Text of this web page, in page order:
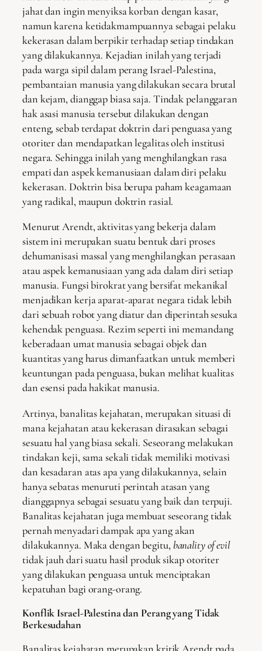
jahat dan ingin menyiksa korban dengan kasar,
namun karena ketidakmampuannya sebagai pelaku
kekerasan dalam berpikir terhadap setiap tindakan
yang dilakukannya. Kejadian inilah yang terjadi
pada warga sipil dalam perang Israel-Palestina,
pembantaian manusia yang dilakukan secara brutal
dan kejam, dianggap biasa saja. Tindak pelanggaran
hak asasi manusia tersebut dilakukan dengan
enteng, sebab terdapat doktrin dari penguasa yang
otoriter dan mendapatkan legalitas oleh institusi
negara. Sehingga inilah yang menghilangkan rasa
empati dan aspek kemanusiaan dalam diri pelaku
kekerasan. Doktrin bisa berupa paham keagamaan
yang radikal, maupun doktrin rasial.
Menurut Arendt, aktivitas yang bekerja dalam
sistem ini merupakan suatu bentuk dari proses
dehumanisasi massal yang menghilangkan perasaan
atau aspek kemanusiaan yang ada dalam diri setiap
manusia. Fungsi birokrat yang bersifat mekanikal
menjadikan kerja aparat-aparat negara tidak lebih
dari sebuah robot yang diatur dan diperintah sesuka
kehendak penguasa. Rezim seperti ini memandang
keberadaan umat manusia sebagai objek dan
kuantitas yang harus dimanfaatkan untuk memberi
keuntungan pada penguasa, bukan melihat kualitas
dan esensi pada hakikat manusia.
Artinya, banalitas kejahatan, merupakan situasi di
mana kejahatan atau kekerasan dirasakan sebagai
sesuatu hal yang biasa sekali. Seseorang melakukan
tindakan keji, sama sekali tidak memiliki motivasi
dan kesadaran atas apa yang dilakukannya, selain
hanya sebatas menuruti perintah atasan yang
dianggapnya sebagai sesuatu yang baik dan terpuji.
Banalitas kejahatan juga membuat seseorang tidak
pernah menyadari dampak apa yang akan
dilakukannya. Maka dengan begitu, banality of evil
tidak jauh dari suatu hasil produk sikap otoriter
yang dilakukan penguasa untuk menciptakan
kepatuhan bagi orang-orang.
Konflik Israel-Palestina dan Perang yang Tidak
Berkesudahan